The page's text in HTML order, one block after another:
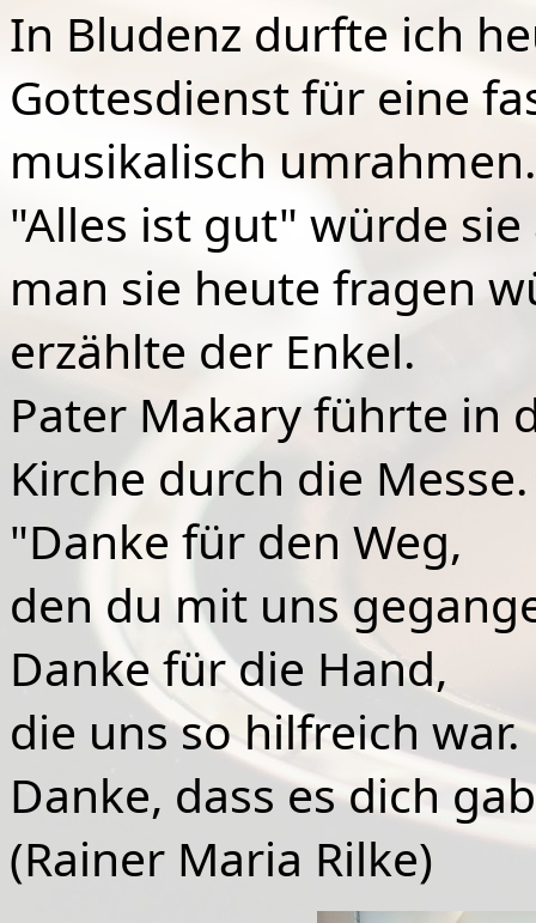
In Bludenz durfte ich
Gottesdienst für eine
musikalisch umrahmen.
"Alles ist gut" würde
man sie heute fragen
erzählte der Enkel.
Pater Makary führte in
Kirche durch die Messe.
"Danke für den Weg,
den du mit uns
Danke für die Hand,
die uns so hilfreich war.
Danke, dass es dich
(Rainer Maria Rilke)